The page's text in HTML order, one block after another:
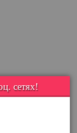
сетях!
белья
в рекламной